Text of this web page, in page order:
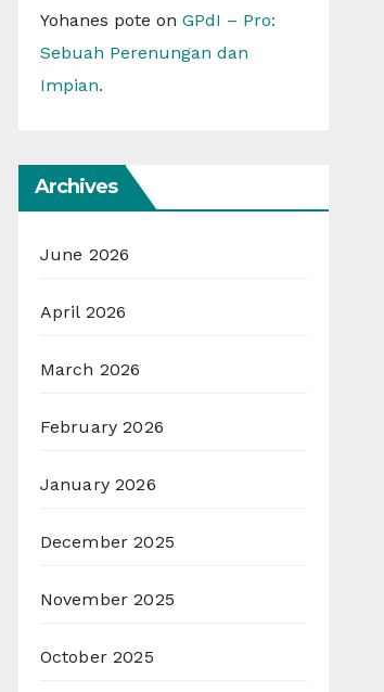
Yohanes pote on GPdI – Pro:
Sebuah Perenungan dan
Impian.
Archives
June 2026
April 2026
March 2026
February 2026
January 2026
December 2025
November 2025
October 2025